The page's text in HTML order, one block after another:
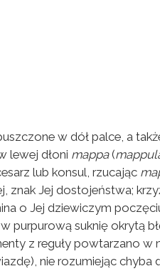
w dół palce, a
lewej dłoni mappa(
lub konsul, rzucając
znak Jej dostojeństwa;
o Jej dziewiczym
purpurową suknię okrytą
z reguły powtarzano
nie rozumiejąc